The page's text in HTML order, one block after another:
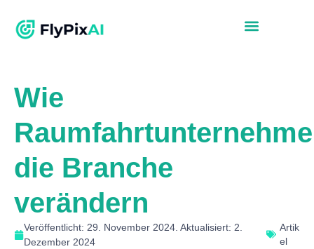
Wie
die Branche
verändern
Veröffentlicht: 29. November 2024. Aktualisiert: 2.
Dezember 2024
Artik
el